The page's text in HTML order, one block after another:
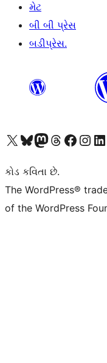
મેટ
બી બી પ્રેસ
બડીપ્રેસ.
અમારા X (અગાઉ ટ્વિટર) એકાઉન્ટની મુલાકાત લોઅમારા Bluesky એકાઉન્ટની મુલાકાત લોઅમારા માસ્ટોડોન એકાઉન્ટની મુલાકાત લોઅમારા Threads એકાઉન્ટની મુલાકાત લો અમારા ફેસબુક પેજની મુલાકાત લોઅમારા ઇન્સ્ટાગ્રામ એકાઉન્ટની મુલાકાત લો અમારા LinkedIn એકાઉન્ટની મુલાકાત લો
કોડ કવિતા છે.
The WordPress®
of the WordPress